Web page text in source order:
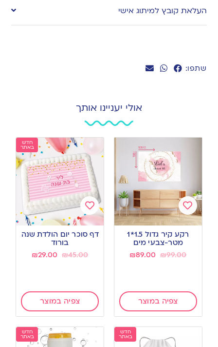
שתפו:
העלאת קובץ למיתוג אישי
אולי יעניינו אותך
Add
to
wishlist
רקע קיר גדול 1.5*1
מטר-צבעי מים
₪99.00
₪89.00
צפיה במוצר
חדש
באתר
Add
to
wishlist
דף סוכר יום הולדת שנה
בורוד
₪45.00
₪29.00
צפיה במוצר
חדש
באתר
חדש
באתר